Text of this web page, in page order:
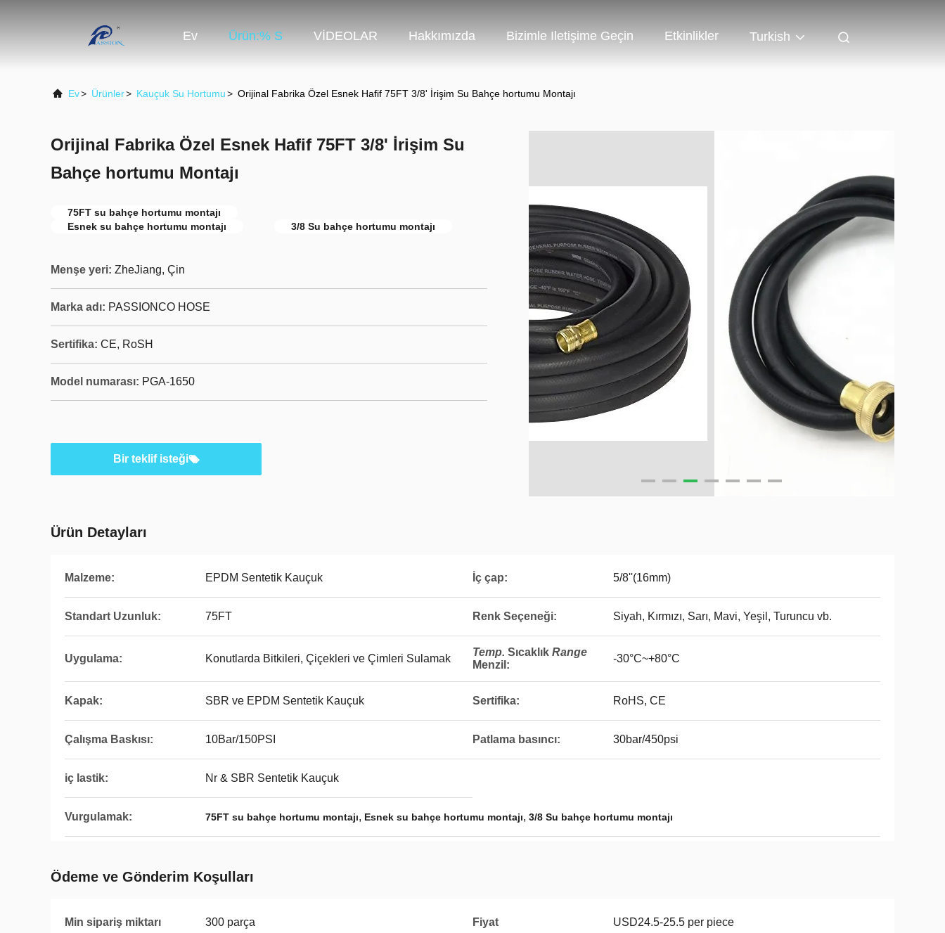
Ev Ürün:% S VİDEOLAR Hakkımızda Bizimle Iletişime Geçin Etkinlikler Turkish
Ev> Ürünler> Kauçuk Su Hortumu> Orijinal Fabrika Özel Esnek Hafif 75FT 3/8' İrişim Su Bahçe hortumu Montajı
Orijinal Fabrika Özel Esnek Hafif 75FT 3/8' İrişim Su
Bahçe hortumu Montajı
75FT su bahçe hortumu montajı
Esnek su bahçe hortumu montajı
3/8 Su bahçe hortumu montajı
Menşe yeri: ZheJiang, Çin
Marka adı: PASSIONCO HOSE
Sertifika: CE, RoSH
Model numarası: PGA-1650
Bir teklif isteği
Ürün Detayları
Malzeme: EPDM Sentetik Kauçuk İç çap: 5/8''(16mm)
Standart Uzunluk: 75FT Renk Seçeneği: Siyah, Kırmızı, Sarı, Mavi, Yeşil, Turuncu vb.
Uygulama: Konutlarda Bitkileri, Çiçekleri ve Çimleri Sulamak
Temp. Sıcaklık Range
Menzil :
-30°C~+80°C
Kapak: SBR ve EPDM Sentetik Kauçuk Sertifika: RoHS, CE
Çalışma Baskısı: 10Bar/150PSI Patlama basıncı: 30bar/450psi
iç lastik: Nr & SBR Sentetik Kauçuk
Vurgulamak: 75FT su bahçe hortumu montajı, Esnek su bahçe hortumu montajı, 3/8 Su bahçe hortumu montajı
Ödeme ve Gönderim Koşulları
Min sipariş miktarı 300 parça Fiyat USD24.5-25.5 per piece